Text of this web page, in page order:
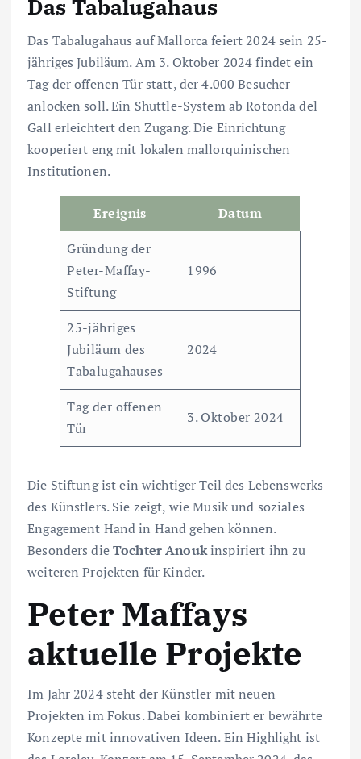
Das Tabalugahaus
Das Tabalugahaus auf Mallorca feiert 2024 sein 25-
jähriges Jubiläum. Am 3. Oktober 2024 findet ein
Tag der offenen Tür statt, der 4.000 Besucher
anlocken soll. Ein Shuttle-System ab Rotonda del
Gall erleichtert den Zugang. Die Einrichtung
kooperiert eng mit lokalen mallorquinischen
Institutionen.
Ereignis
Datum
Gründung der
Peter-Maffay-
Stiftung
1996
25-jähriges
Jubiläum des
Tabalugahauses
2024
Tag der offenen
Tür
3. Oktober 2024
Die Stiftung ist ein wichtiger Teil des Lebenswerks
des Künstlers. Sie zeigt, wie Musik und soziales
Engagement Hand in Hand gehen können.
Besonders dieTochter Anoukinspiriert ihn zu
weiteren Projekten für Kinder.
Peter Maffays
aktuelle Projekte
Im Jahr 2024 steht der Künstler mit neuen
Projekten im Fokus. Dabei kombiniert er bewährte
Konzepte mit innovativen Ideen. Ein Highlight ist